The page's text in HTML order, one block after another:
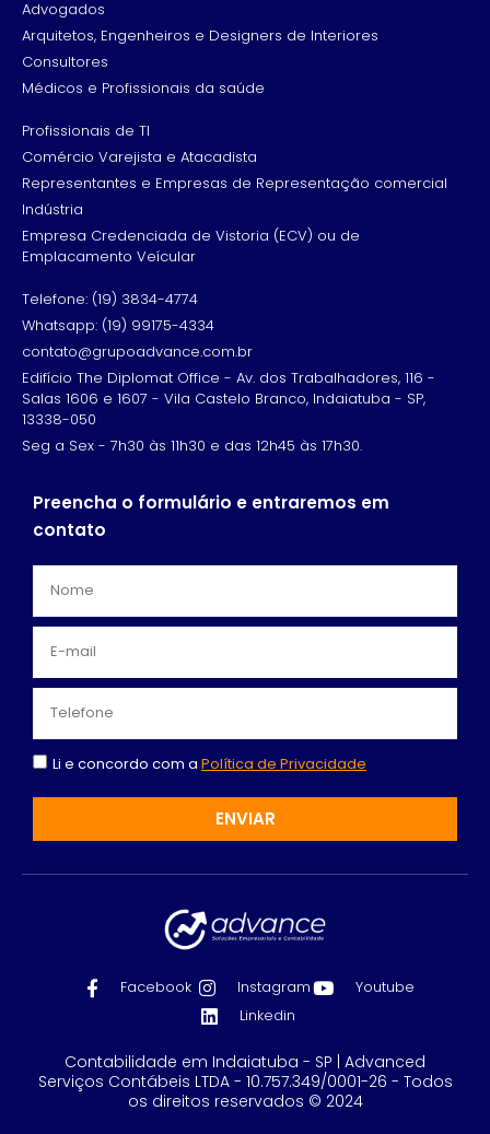
Advogados
Arquitetos, Engenheiros e Designers de Interiores
Consultores
Médicos e Profissionais da saúde
Profissionais de TI
Comércio Varejista e Atacadista
Representantes e Empresas de Representação comercial
Indústria
Empresa Credenciada de Vistoria (ECV) ou de
Emplacamento Veícular
Telefone: (19) 3834-4774
Whatsapp: (19) 99175-4334
contato@grupoadvance.com.br
Edifício The Diplomat Office - Av. dos Trabalhadores, 116 -
Salas 1606 e 1607 - Vila Castelo Branco, Indaiatuba - SP,
13338-050
Seg a Sex - 7h30 às 11h30 e das 12h45 às 17h30.
Preencha o formulário e entraremos em
contato
Li e concordo com a Política de Privacidade
ENVIAR
Facebook Instagram
Youtube
Linkedin
Contabilidade em Indaiatuba - SP | Advanced
Serviços Contábeis LTDA - 10.757.349/0001-26 - Todos
os direitos reservados © 2024